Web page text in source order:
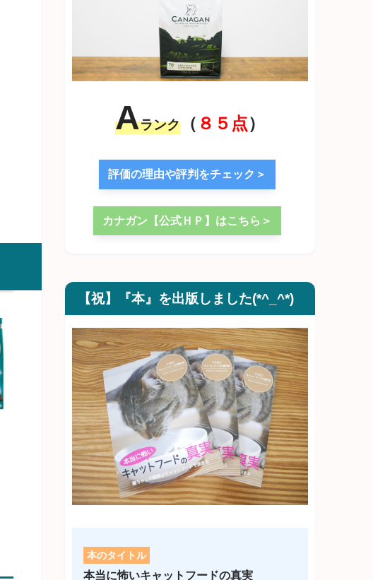
Aランク （ ８５点）
評価の理由や評判をチェック＞
カナガン【公式ＨＰ】はこちら＞
【祝】『本』を出版しました(*^_^*)
本のタイトル
本当に怖いキャットフードの真実